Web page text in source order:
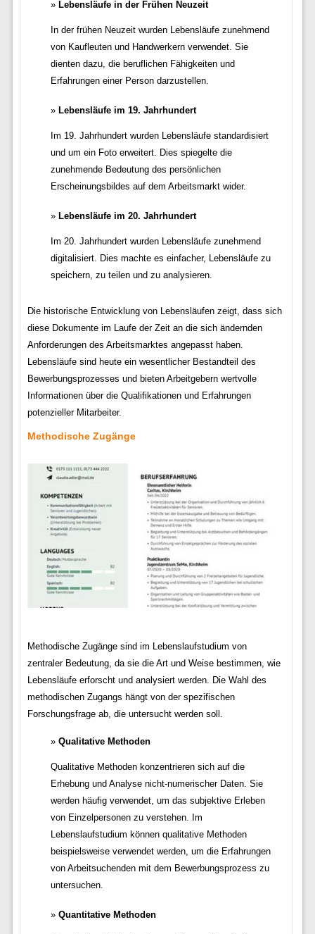
Lebensläufe in der Frühen Neuzeit
In der frühen Neuzeit wurden Lebensläufe zunehmend
von Kaufleuten und Handwerkern verwendet. Sie
dienten dazu, die beruflichen Fähigkeiten und
Erfahrungen einer Person darzustellen.
Lebensläufe im 19. Jahrhundert
Im 19. Jahrhundert wurden Lebensläufe standardisiert
und um ein Foto erweitert. Dies spiegelte die
zunehmende Bedeutung des persönlichen
Erscheinungsbildes auf dem Arbeitsmarkt wider.
Lebensläufe im 20. Jahrhundert
Im 20. Jahrhundert wurden Lebensläufe zunehmend
digitalisiert. Dies machte es einfacher, Lebensläufe zu
speichern, zu teilen und zu analysieren.
Die historische Entwicklung von Lebensläufen zeigt, dass sich
diese Dokumente im Laufe der Zeit an die sich ändernden
Anforderungen des Arbeitsmarktes angepasst haben.
Lebensläufe sind heute ein wesentlicher Bestandteil des
Bewerbungsprozesses und bieten Arbeitgebern wertvolle
Informationen über die Qualifikationen und Erfahrungen
potenzieller Mitarbeiter.
Methodische Zugänge
Methodische Zugänge sind im Lebenslaufstudium von
zentraler Bedeutung, da sie die Art und Weise bestimmen, wie
Lebensläufe erforscht und analysiert werden. Die Wahl des
methodischen Zugangs hängt von der spezifischen
Forschungsfrage ab, die untersucht werden soll.
Qualitative Methoden
Qualitative Methoden konzentrieren sich auf die
Erhebung und Analyse nicht-numerischer Daten. Sie
werden häufig verwendet, um das subjektive Erleben
von Einzelpersonen zu verstehen. Im
Lebenslaufstudium können qualitative Methoden
beispielsweise verwendet werden, um die Erfahrungen
von Arbeitsuchenden mit dem Bewerbungsprozess zu
untersuchen.
Quantitative Methoden